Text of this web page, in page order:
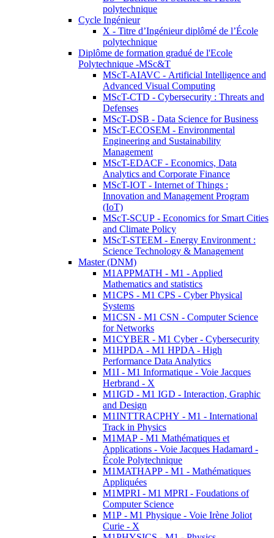
polytechnique
Cycle Ingénieur
X - Titre d’Ingénieur diplômé de l’École
polytechnique
Diplôme de formation gradué de l'Ecole
Polytechnique -MSc&T
MScT-AIAVC - Artificial Intelligence and
Advanced Visual Computing
MScT-CTD - Cybersecurity : Threats and
Defenses
MScT-DSB - Data Science for Business
MScT-ECOSEM - Environmental
Engineering and Sustainability
Management
MScT-EDACF - Economics, Data
Analytics and Corporate Finance
MScT-IOT - Internet of Things :
Innovation and Management Program
(IoT)
MScT-SCUP - Economics for Smart Cities
and Climate Policy
MScT-STEEM - Energy Environment :
Science Technology & Management
Master (DNM)
M1APPMATH - M1 - Applied
Mathematics and statistics
M1CPS - M1 CPS - Cyber Physical
Systems
M1CSN - M1 CSN - Computer Science
for Networks
M1CYBER - M1 Cyber - Cybersecurity
M1HPDA - M1 HPDA - High
Performance Data Analytics
M1I - M1 Informatique - Voie Jacques
Herbrand - X
M1IGD - M1 IGD - Interaction, Graphic
and Design
M1INTTRACPHY - M1 - International
Track in Physics
M1MAP - M1 Mathématiques et
Applications - Voie Jacques Hadamard -
École Polytechnique
M1MATHAPP - M1 - Mathématiques
Appliquées
M1MPRI - M1 MPRI - Foudations of
Computer Science
M1P - M1 Physique - Voie Irène Joliot
Curie - X